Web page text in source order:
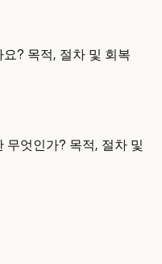
? 목적, 절차 및 회복
무엇인가? 목적, 절차 및